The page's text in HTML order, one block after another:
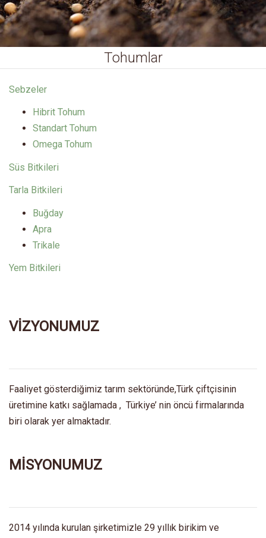
Tohumlar
Sebzeler
Hibrit Tohum
Standart Tohum
Omega Tohum
Süs Bitkileri
Tarla Bitkileri
Buğday
Apra
Trikale
Yem Bitkileri
VİZYONUMUZ
Faaliyet gösterdiğimiz tarım sektöründe,Türk çiftçisinin
üretimine katkı sağlamada , Türkiye’ nin öncü firmalarında
biri olarak yer almaktadır.
MİSYONUMUZ
2014 yılında kurulan şirketimizle 29 yıllık birikim ve